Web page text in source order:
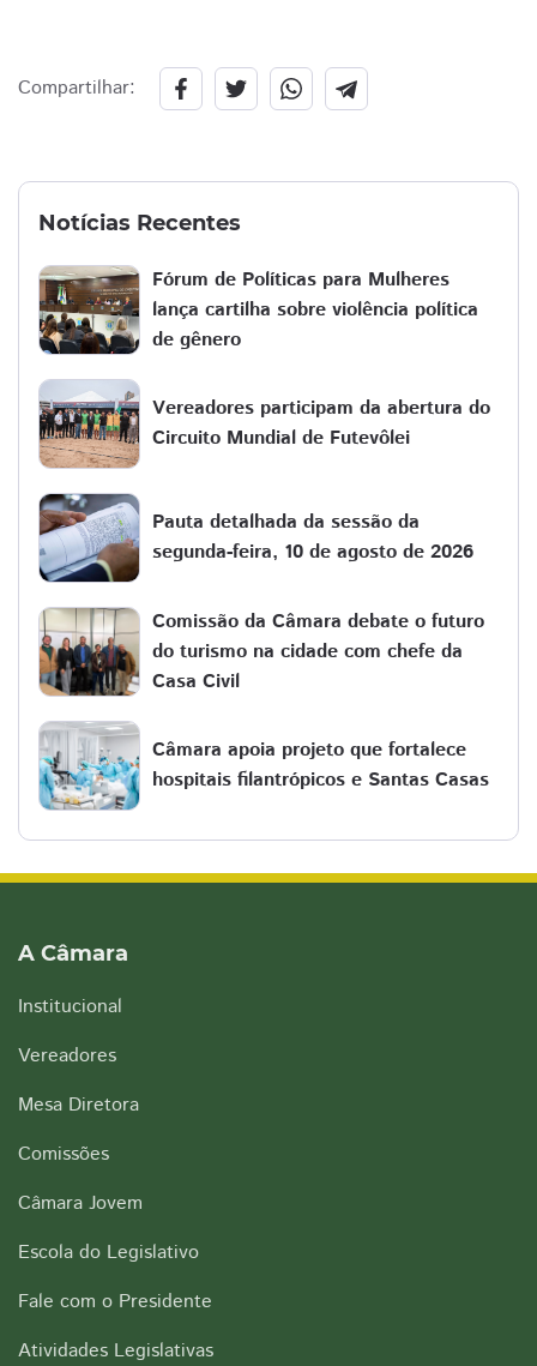
Compartilhar:
Notícias Recentes
Fórum de Políticas para Mulheres
lança cartilha sobre violência política
de gênero
Vereadores participam da abertura do
Circuito Mundial de Futevôlei
Pauta detalhada da sessão da
segunda-feira, 10 de agosto de 2026
Comissão da Câmara debate o futuro
do turismo na cidade com chefe da
Casa Civil
Câmara apoia projeto que fortalece
hospitais filantrópicos e Santas Casas
A Câmara
Institucional
Vereadores
Mesa Diretora
Comissões
Câmara Jovem
Escola do Legislativo
Fale com o Presidente
Atividades Legislativas